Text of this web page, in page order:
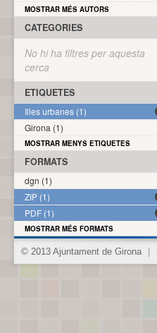
MOSTRAR MÉS AUTORS
CATEGORIES
No hi ha filtres per aquesta
cerca
ETIQUETES
Illes urbanes (1)
Girona (1)
MOSTRAR MENYS ETIQUETES
FORMATS
dgn (1)
ZIP (1)
PDF (1)
MOSTRAR MÉS FORMATS
© 2013 Ajuntament de Girona